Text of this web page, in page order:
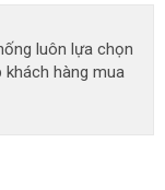
luôn lựa chọn
hàng mua